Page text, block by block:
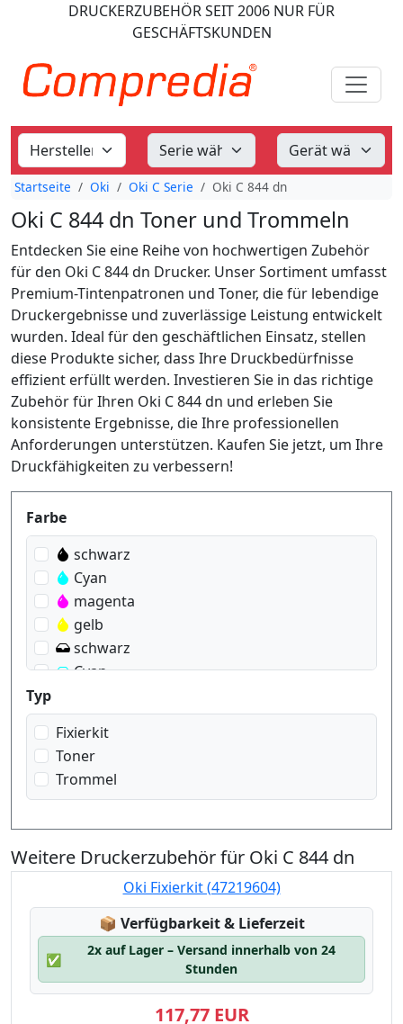
DRUCKERZUBEHÖRSEIT 2006 NUR FÜR
GESCHÄFTSKUNDEN
Startseite Oki Oki C Serie Oki C 844 dn
Oki C 844 dn Toner und Trommeln
Entdecken Sie eine Reihe von hochwertigen Zubehör
für den Oki C 844 dn Drucker. Unser Sortiment umfasst
Premium-Tintenpatronen und Toner, die für lebendige
Druckergebnisse und zuverlässige Leistung entwickelt
wurden. Ideal für den geschäftlichen Einsatz, stellen
diese Produkte sicher, dass Ihre Druckbedürfnisse
effizient erfüllt werden. Investieren Sie in das richtige
Zubehör für Ihren Oki C 844 dn und erleben Sie
konsistente Ergebnisse, die Ihre professionellen
Anforderungen unterstützen. Kaufen Sie jetzt, um Ihre
Druckfähigkeiten zu verbessern!
Produktfilter
Farbe
schwarz
Cyan
magenta
gelb
schwarz
Cyan
gelb
Typ
Fixierkit
Toner
Trommel
Weitere Druckerzubehör für Oki C 844 dn
Oki Fixierkit (47219604)
📦 Lagerstatus:
Verfügbarkeit & Lieferzeit
✅
2x auf Lager – Versand innerhalb von 24
Stunden
117,77 EUR